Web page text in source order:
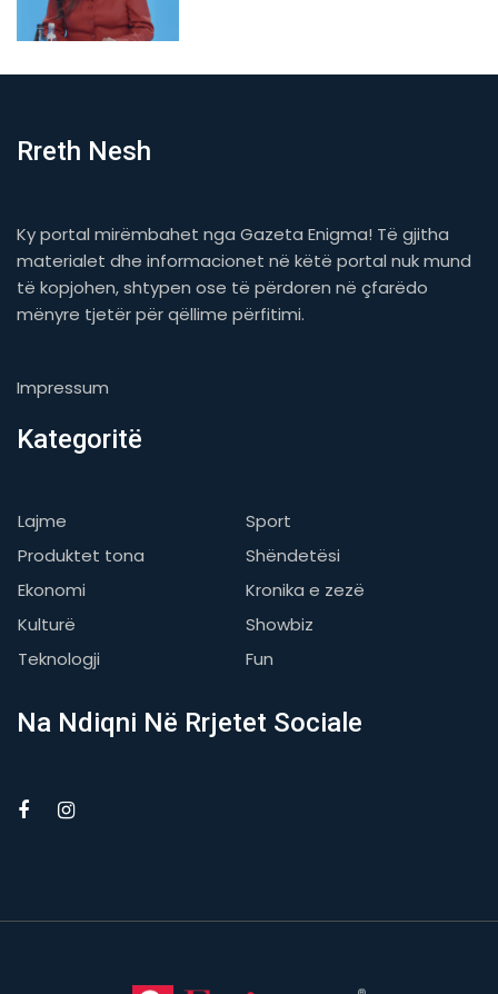
Rreth Nesh
Ky portal mirëmbahet nga Gazeta Enigma! Të gjitha
materialet dhe informacionet në këtë portal nuk mund
të kopjohen, shtypen ose të përdoren në çfarëdo
mënyre tjetër për qëllime përfitimi.
Impressum
Kategoritë
Lajme
Sport
Produktet tona
Shëndetësi
Ekonomi
Kronika e zezë
Kulturë
Showbiz
Teknologji
Fun
Na Ndiqni Në Rrjetet Sociale